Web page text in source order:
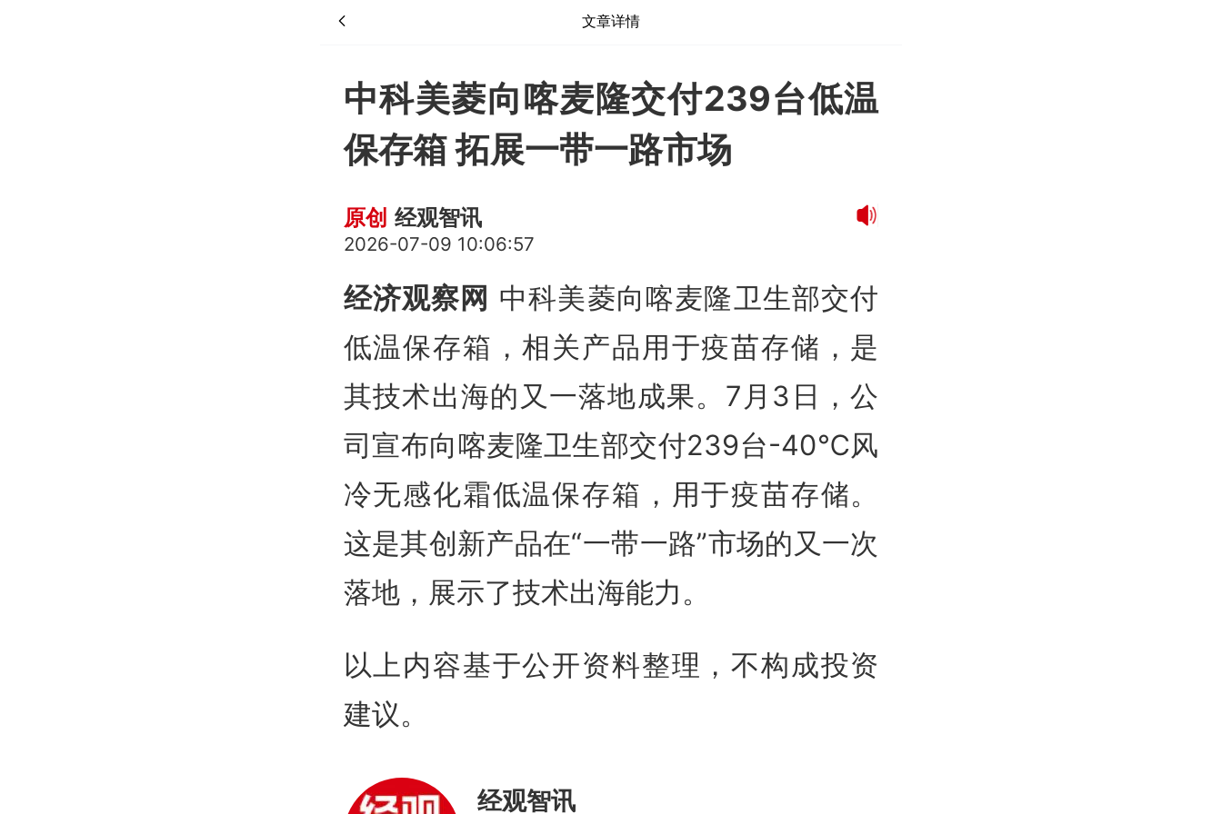
文章详情
中科美菱向喀麦隆交付239台低温
保存箱 拓展一带一路市场
原创 经观智讯
2026-07-09 10:06:57
经济观察网 中科美菱向喀麦隆卫生部交付
低温保存箱，相关产品用于疫苗存储，是
其技术出海的又一落地成果。7月3日，公
司宣布向喀麦隆卫生部交付239台-40℃风
冷无感化霜低温保存箱，用于疫苗存储。
这是其创新产品在“一带一路”市场的又一次
落地，展示了技术出海能力。
以上内容基于公开资料整理，不构成投资
建议。
经观智讯